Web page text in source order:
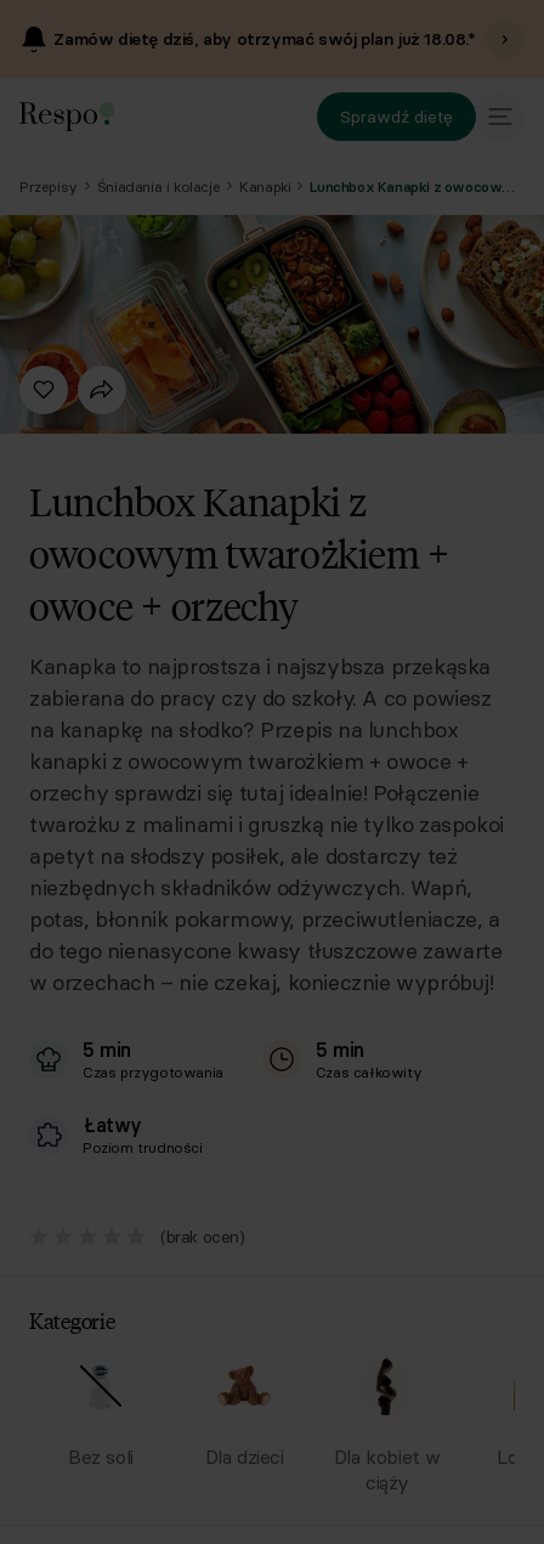
Zamów dietę dziś, aby otrzymać swój plan już18.08.*
Sprawdź dietę
Przepisy Śniadania i kolacje Kanapki
Lunchbox Kanapki z
owocowym twarożkiem +
owoce + orzechy
Kanapka to najprostsza i najszybsza przekąska
zabierana do pracy czy do szkoły. A co powiesz
na kanapkę na słodko? Przepis na lunchbox
kanapki z owocowym twarożkiem + owoce +
orzechy sprawdzi się tutaj idealnie! Połączenie
twarożku z malinami i gruszką nie tylko zaspokoi
apetyt na słodszy posiłek, ale dostarczy też
niezbędnych składników odżywczych. Wapń,
potas, błonnik pokarmowy, przeciwutleniacze, a
do tego nienasycone kwasy tłuszczowe zawarte
w orzechach – nie czekaj, koniecznie wypróbuj!
5 min
Czas przygotowania
5 min
Czas całkowity
Łatwy
Poziom trudności
(brak ocen)
Kategorie
Bez soli Dla dzieci
Dla kobiet w
ciąży
Low